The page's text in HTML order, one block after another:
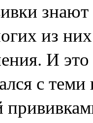
из
И это
с